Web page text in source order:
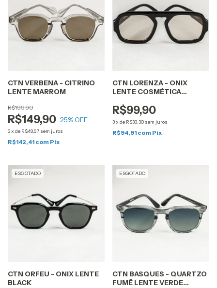
CTN VERBENA - CITRINO
LENTE MARROM
R$149,90
R$199,90
25% OFF
3x de R$49,97 sem juros
R$142,41 com Pix
CTN LORENZA - ONIX
LENTE COSMÉTICA
R$99,90
3x de R$33,30 sem juros
R$94,91 com Pix
ESGOTADO
CTN ORFEU - ONIX LENTE
BLACK
ESGOTADO
CTN BASQUES - QUARTZO
FUMÊ LENTE VERDE